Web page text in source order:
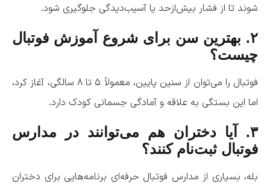
شوند تا از فشار بیش‌ازحد یا آسیب‌دیدگی جلوگیری شود.
۲. بهترین سن برای شروع آموزش فوتبال
چیست؟
فوتبال را می‌توان از سنین پایین، معمولاً ۵ تا ۸ سالگی، آغاز کرد،
اما این بستگی به علاقه و آمادگی جسمانی کودک دارد.
۳. آیا دختران هم می‌توانند در مدارس
فوتبال ثبت‌نام کنند؟
بله، بسیاری از مدارس فوتبال حرفه‌ای برنامه‌هایی برای دختران